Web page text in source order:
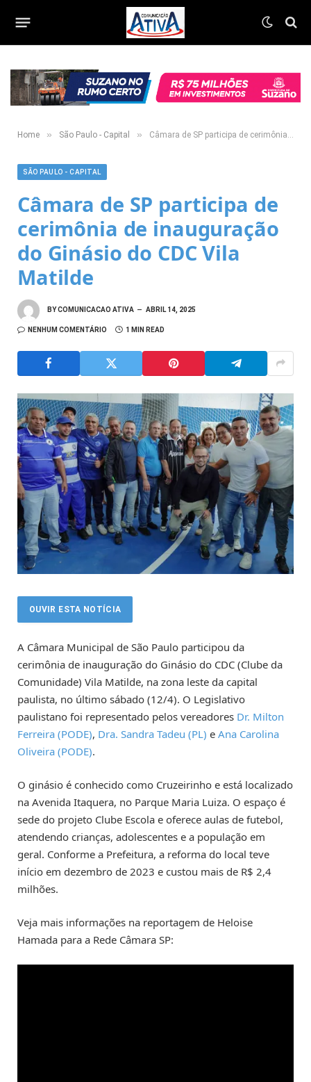
Home » São Paulo - Capital » Câmara de SP participa de cerimônia de inauguração do Ginásio do CDC Vila Matilde
SÃO PAULO - CAPITAL
Câmara de SP participa de
cerimônia de inauguração
do Ginásio do CDC Vila
Matilde
BYCOMUNICACAO ATIVA ABRIL 14, 2025
NENHUM COMENTÁRIO 1 MIN READ
OUVIR ESTA NOTÍCIA
A Câmara Municipal de São Paulo participou da
cerimônia de inauguração do Ginásio do CDC (Clube da
Comunidade) Vila Matilde, na zona leste da capital
paulista, no último sábado (12/4). O Legislativo
paulistano foi representado pelos vereadores Dr. Milton
Ferreira (PODE), Dra. Sandra Tadeu (PL) e Ana Carolina
Oliveira (PODE).
O ginásio é conhecido como Cruzeirinho e está localizado
na Avenida Itaquera, no Parque Maria Luiza. O espaço é
sede do projeto Clube Escola e oferece aulas de futebol,
atendendo crianças, adolescentes e a população em
geral. Conforme a Prefeitura, a reforma do local teve
início em dezembro de 2023 e custou mais de R$ 2,4
milhões.
Veja mais informações na reportagem de Heloise
Hamada para a Rede Câmara SP: